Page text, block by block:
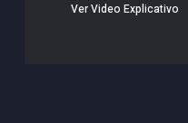
Ver Video Explicativo